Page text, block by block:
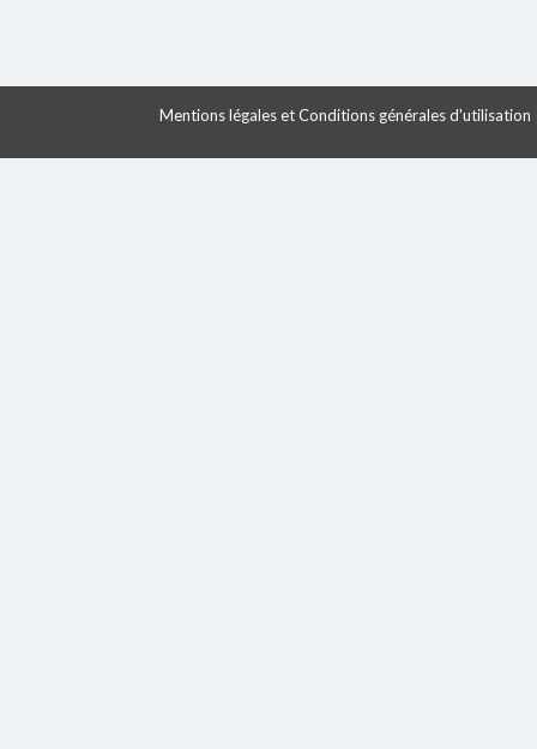
Mentions légales et Conditions générales d'utilisation